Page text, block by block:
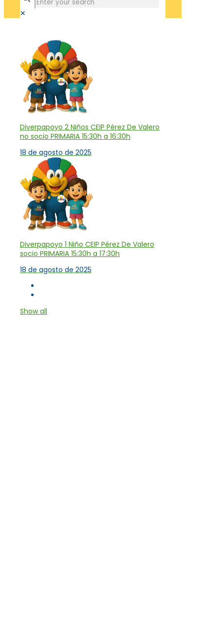
✕
Diverpapoyo 2 Niños CEIP Pérez De Valero
no socio PRIMARIA 15:30h a 16:30h
18 de agosto de 2025
Diverpapoyo 1 Niño CEIP Pérez De Valero
socio PRIMARIA 15:30h a 17:30h
18 de agosto de 2025
Show all